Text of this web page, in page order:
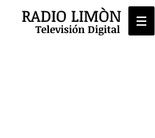
RADIO LIMÒN
Televisión Digital